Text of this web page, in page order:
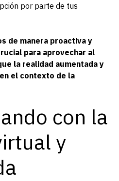
por parte de tus
de manera proactiva y
para aprovechar al
la realidad aumentada y
el contexto de la
con la
y